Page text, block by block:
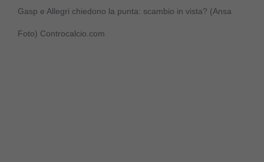
Gasp e Allegri chiedono la punta: scambio in vista? (Ansa
Foto) Controcalcio.com